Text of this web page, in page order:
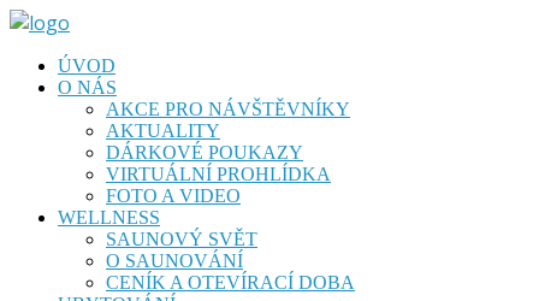
ÚVOD
O NÁS
AKCE PRO NÁVŠTĚVNÍKY
AKTUALITY
DÁRKOVÉ POUKAZY
VIRTUÁLNÍ PROHLÍDKA
FOTO A VIDEO
WELLNESS
SAUNOVÝ SVĚT
O SAUNOVÁNÍ
CENÍK A OTEVÍRACÍ DOBA